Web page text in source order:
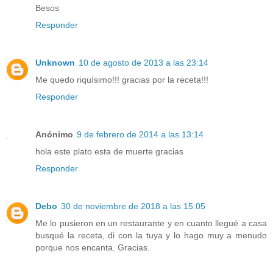
Besos
Responder
Unknown 10 de agosto de 2013 a las 23:14
Me quedo riquísimo!!! gracias por la receta!!!
Responder
Anónimo 9 de febrero de 2014 a las 13:14
hola este plato esta de muerte gracias
Responder
Debo 30 de noviembre de 2018 a las 15:05
Me lo pusieron en un restaurante y en cuanto llegué a casa
busqué la receta, di con la tuya y lo hago muy a menudo
porque nos encanta. Gracias.